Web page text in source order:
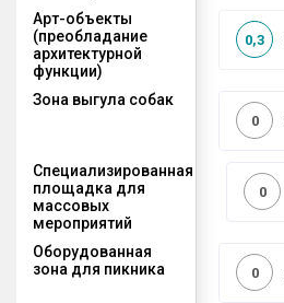
Арт-объекты
(преобладание
архитектурной
функции)
0,3
Зона выгула собак
0
Специализированная
площадка для
массовых
мероприятий
0
Оборудованная
зона для пикника
0